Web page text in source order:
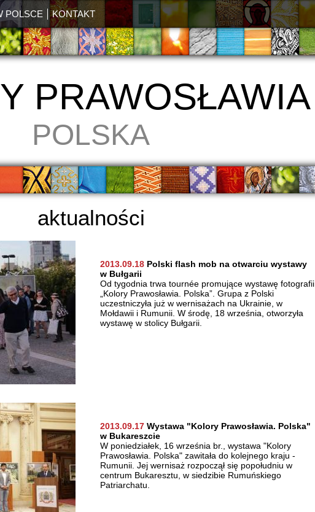
POLSCE KONTAKT
PRAWOSŁAWIA
POLSKA
aktualności
2013.09.18 Polski flash mob na otwarciu wystawy
w Bułgarii
Od tygodnia trwa tournée promujące wystawę fotografii
„Kolory Prawosławia. Polska”. Grupa z Polski
uczestniczyła już w wernisażach na Ukrainie, w
Mołdawii i Rumunii. W środę, 18 września, otworzyła
wystawę w stolicy Bułgarii.
2013.09.17 Wystawa "Kolory Prawosławia. Polska"
w Bukareszcie
W poniedziałek, 16 września br., wystawa "Kolory
Prawosławia. Polska" zawitała do kolejnego kraju -
Rumunii. Jej wernisaż rozpoczął się popołudniu w
centrum Bukaresztu, w siedzibie Rumuńskiego
Patriarchatu.